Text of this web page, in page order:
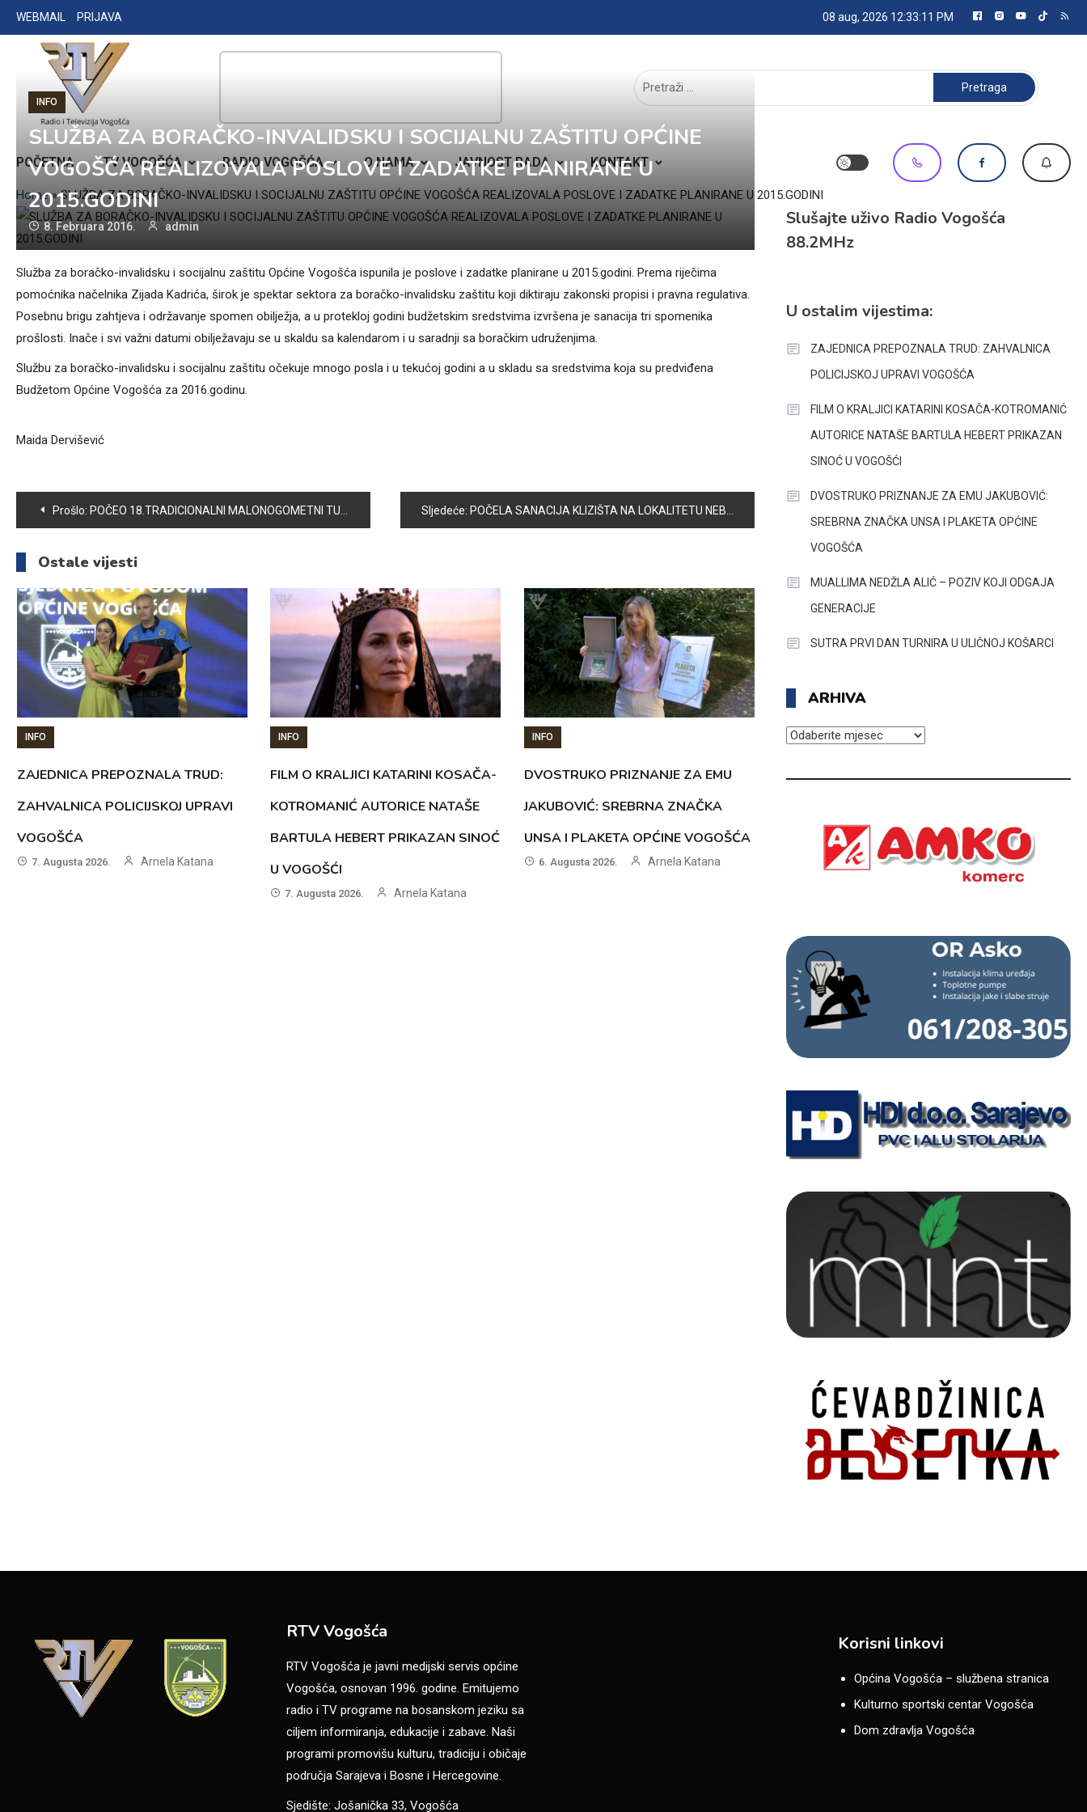
Skip
to
WEBMAIL PRIJAVA 08 aug, 2026 12:33:11 PM
RADIO TELEVIZIJA VOGOŠĆA
Pretraga:
POČETNA TV VOGOŠĆA RADIO VOGOŠĆA O NAMA JAVNOST RADA KONTAKT
Home»SLUŽBA ZA BORAČKO-INVALIDSKU I SOCIJALNU ZAŠTITU OPĆINE VOGOŠĆA REALIZOVALA POSLOVE I ZADATKE PLANIRANE U 2015.GODINI
INFO
SLUŽBA ZA BORAČKO-INVALIDSKU I SOCIJALNU ZAŠTITU OPĆINE
VOGOŠĆA REALIZOVALA POSLOVE I ZADATKE PLANIRANE U
2015.GODINI
8. Februara 2016. admin
Služba za boračko-invalidsku i socijalnu zaštitu Općine Vogošća ispunila je poslove i zadatke planirane u 2015.godini. Prema riječima
pomoćnika načelnika Zijada Kadrića, širok je spektar sektora za boračko-invalidsku zaštitu koji diktiraju zakonski propisi i pravna regulativa.
Posebnu brigu zahtjeva i održavanje spomen obilježja, a u protekloj godini budžetskim sredstvima izvršena je sanacija tri spomenika
prošlosti. Inače i svi važni datumi obilježavaju se u skaldu sa kalendarom i u saradnji sa boračkim udruženjima.
Službu za boračko-invalidsku i socijalnu zaštitu očekuje mnogo posla i u tekućoj godini a u skladu sa sredstvima koja su predviđena
Budžetom Općine Vogošća za 2016.godinu.
Maida Dervišević
Navigacija
članaka
Prošlo: POČEO 18.TRADICIONALNI MALONOGOMETNI TURNIR „VOGOŠĆA 2016“ Sljedeće: POČELA SANACIJA KLIZIŠTA NA LOKALITETU NEBOČAJ DO BROJA 35
Ostale vijesti
INFO
ZAJEDNICA PREPOZNALA TRUD:
ZAHVALNICA POLICIJSKOJ UPRAVI
VOGOŠĆA
7. Augusta 2026. Arnela Katana
INFO
FILM O KRALJICI KATARINI KOSAČA-
KOTROMANIĆ AUTORICE NATAŠE
BARTULA HEBERT PRIKAZAN SINOĆ
U VOGOŠĆI
7. Augusta 2026. Arnela Katana
INFO
DVOSTRUKO PRIZNANJE ZA EMU
JAKUBOVIĆ: SREBRNA ZNAČKA
UNSA I PLAKETA OPĆINE VOGOŠĆA
6. Augusta 2026. Arnela Katana
Slušajte uživo Radio Vogošća
88.2MHz
U ostalim vijestima:
ZAJEDNICA PREPOZNALA TRUD: ZAHVALNICA
POLICIJSKOJ UPRAVI VOGOŠĆA
FILM O KRALJICI KATARINI KOSAČA-KOTROMANIĆ
AUTORICE NATAŠE BARTULA HEBERT PRIKAZAN
SINOĆ U VOGOŠĆI
DVOSTRUKO PRIZNANJE ZA EMU JAKUBOVIĆ:
SREBRNA ZNAČKA UNSA I PLAKETA OPĆINE
VOGOŠĆA
MUALLIMA NEDŽLA ALIĆ – POZIV KOJI ODGAJA
GENERACIJE
SUTRA PRVI DAN TURNIRA U ULIČNOJ KOŠARCI
ARHIVA
ARHIVA
RTV Vogošća
RTV Vogošća je javni medijski servis općine
Vogošća, osnovan 1996. godine. Emitujemo
radio i TV programe na bosanskom jeziku sa
ciljem informiranja, edukacije i zabave. Naši
programi promovišu kulturu, tradiciju i običaje
područja Sarajeva i Bosne i Hercegovine.
Sjedište: Jošanička 33, Vogošća
Korisni linkovi
Općina Vogošća – službena stranica
Kulturno sportski centar Vogošća
Dom zdravlja Vogošća